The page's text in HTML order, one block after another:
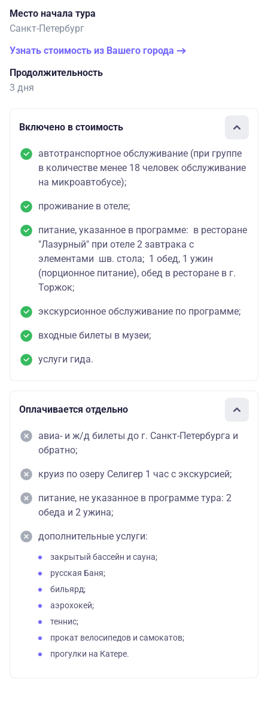
Место начала тура
Санкт-Петербург
Узнать стоимость из Вашего города
Продолжительность
3 дня
Включено в стоимость
автотранспортное обслуживание (при группе
в количестве менее 18 человек обслуживание
на микроавтобусе);
проживание в отеле;
питание, указанное в программе: в ресторане
"Лазурный" при отеле 2 завтрака с
элементами шв. стола; 1 обед, 1 ужин
(порционное питание), обед в ресторане в г.
Торжок;
экскурсионное обслуживание по программе;
входные билеты в музеи;
услуги гида.
Оплачивается отдельно
авиа- и ж/д билеты до г. Санкт-Петербурга и
обратно;
круиз по озеру Селигер 1 час с экскурсией;
питание, не указанное в программе тура: 2
обеда и 2 ужина;
дополнительные услуги:
закрытый бассейн и сауна;
русская Баня;
бильярд;
аэрохокей;
теннис;
прокат велосипедов и самокатов;
прогулки на Катере.